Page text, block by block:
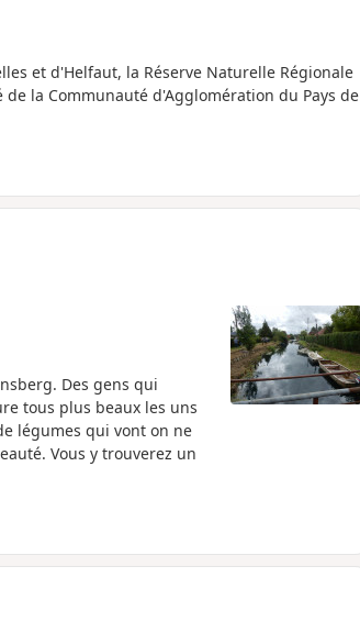
et d'Helfaut, la Réserve Naturelle Régionale
la Communauté d'Agglomération du Pays de
Des gens qui
tous plus beaux les uns
légumes qui vont on ne
Vous y trouverez un